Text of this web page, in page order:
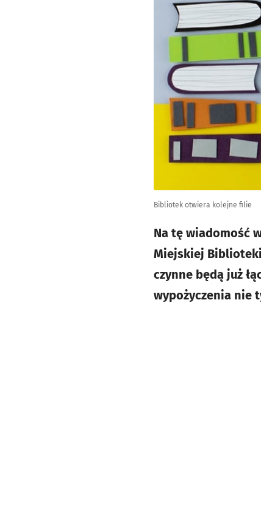
Bibliotek otwiera kolejne filie
Na tę wiadomość
Miejskiej
czynne będą już
wypożyczenia nie